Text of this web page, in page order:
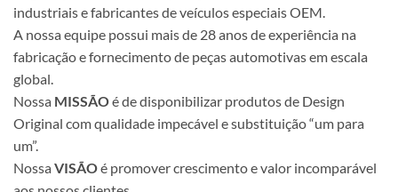
industriais e fabricantes de veículos especiais OEM.
A nossa equipe possui mais de 28 anos de experiência na
fabricação e fornecimento de peças automotivas em escala
global.
Nossa MISSÃOé de disponibilizar produtos de Design
Original com qualidade impecável e substituição “um para
um”.
Nossa VISÃOé promover crescimento e valor incomparável